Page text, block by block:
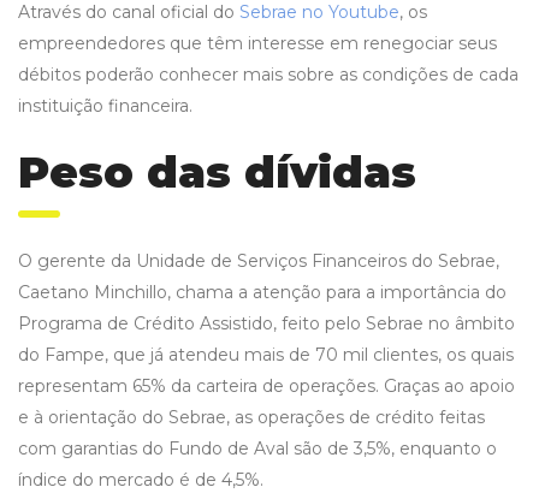
Através do canal oficial do Sebrae no Youtube, os
empreendedores que têm interesse em renegociar seus
débitos poderão conhecer mais sobre as condições de cada
instituição financeira.
Peso das dívidas
O gerente da Unidade de Serviços Financeiros do Sebrae,
Caetano Minchillo, chama a atenção para a importância do
Programa de Crédito Assistido, feito pelo Sebrae no âmbito
do Fampe, que já atendeu mais de 70 mil clientes, os quais
representam 65% da carteira de operações. Graças ao apoio
e à orientação do Sebrae, as operações de crédito feitas
com garantias do Fundo de Aval são de 3,5%, enquanto o
índice do mercado é de 4,5%.